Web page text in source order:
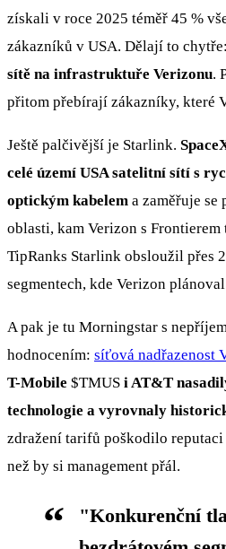
získali v roce 2025 téměř 45 %
zákazníků v USA. Dělají to chytře:
sítě na infrastruktuře Verizonu.
přitom přebírají zákazníky, které
Ještě palčivější je Starlink.
celé území USA satelitní sítí s
optickým kabelem a zaměřuje se
oblasti, kam Verizon s
TipRanks Starlink obsloužil přes
segmentech, kde Verizon
A pak je tu Morningstar s
hodnocením: síťová nadřazenost
T-Mobile $TMUS i AT&T
technologie a vyrovnaly
zdražení tarifů poškodilo
než by si management přál.
"Konkurenční